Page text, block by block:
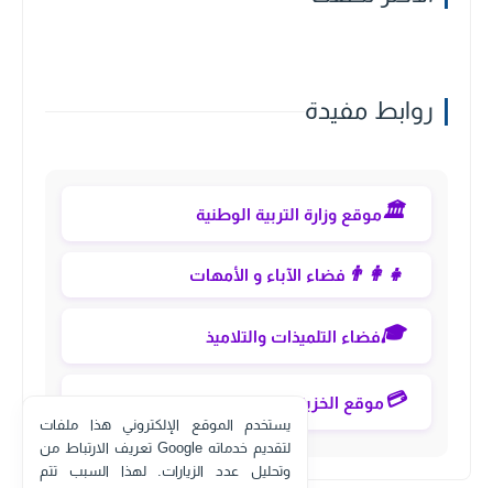
روابط مفيدة
🏛️موقع وزارة التربية الوطنية
👨‍👩‍👧 فضاء الآباء و الأمهات
🎓فضاء التلميذات والتلاميذ
💳موقع الخزينة العامة eservices
يستخدم الموقع الإلكتروني هذا ملفات
تعريف الارتباط من Google لتقديم خدماته
وتحليل عدد الزيارات. لهذا السبب تتم